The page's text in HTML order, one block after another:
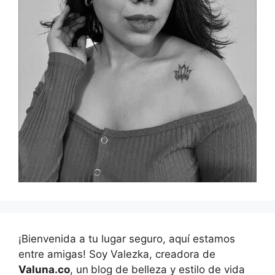
¡Bienvenida a tu lugar seguro, aquí estamos
entre amigas! Soy Valezka, creadora de
Valuna.co, un blog de belleza y estilo de vida